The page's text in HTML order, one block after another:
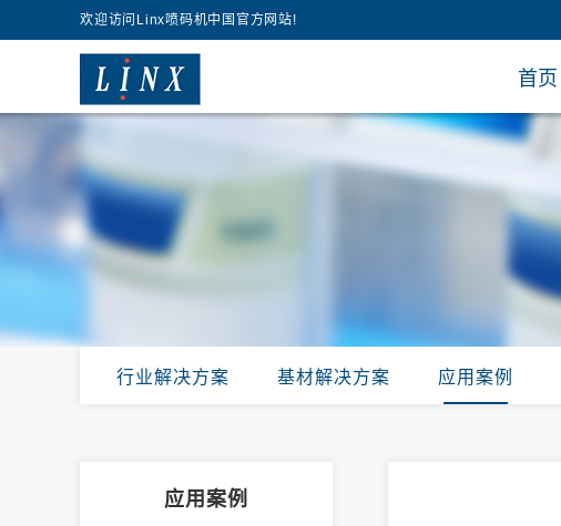
欢迎访问Linx喷码机中国官方网站!
首页
行业解决方案 基材解决方案 应用案例
应用案例